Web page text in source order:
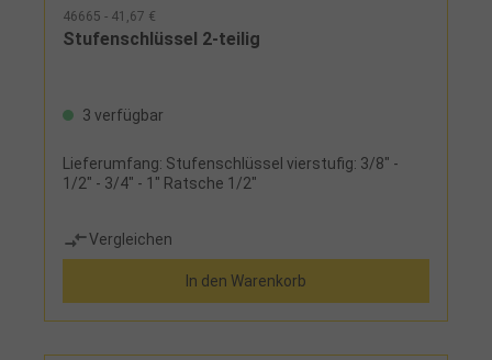
46665 - 41,67 €
Stufenschlüssel 2-teilig
3 verfügbar
Lieferumfang: Stufenschlüssel vierstufig: 3/8" -
1/2" - 3/4" - 1" Ratsche 1/2"
Vergleichen
In den Warenkorb